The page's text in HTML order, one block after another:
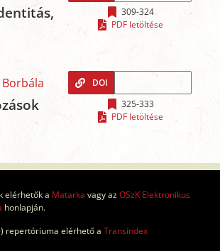
309-324
PDF letöltése
Borbála
DOI
325-333
PDF letöltése
elérhetők a Matarka vagy azOSzK Elektronikus
honlapján.
repertóriuma elérhető a Transindex